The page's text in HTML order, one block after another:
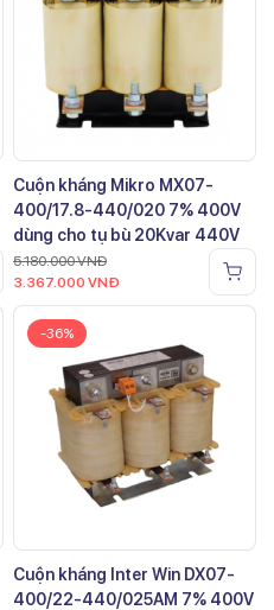
Cuộn kháng Mikro MX07-
400/17.8-440/020 7% 400V
dùng cho tụ bù 20Kvar 440V
5.180.000VNĐ
3.367.000 VNĐ
-36%
Cuộn kháng Inter Win DX07-
400/22-440/025AM 7% 400V